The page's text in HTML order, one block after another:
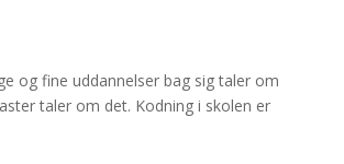
og fine uddannelser bag sig taler om
taler om det. Kodning i skolen er